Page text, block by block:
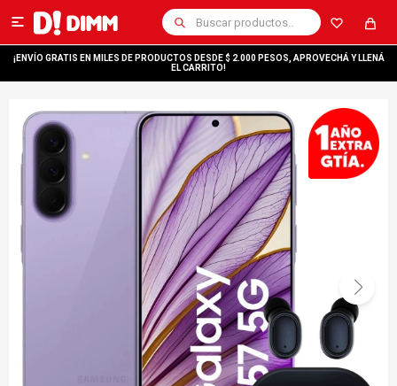

¡ENVÍO GRATIS EN MILES DE PRODUCTOS DESDE $ 2.000 PESOS, APROVECHÁ Y LLENÁ
EL CARRITO!